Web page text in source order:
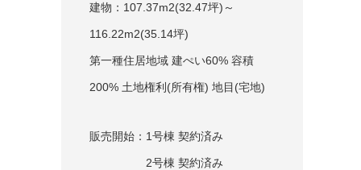
建物：107.37m2(32.47坪)～
116.22m2(35.14坪)
第一種住居地域 建ぺい60% 容積
200% 土地権利(所有権) 地目(宅地)
販売開始：1号棟 契約済み
2号棟 契約済み